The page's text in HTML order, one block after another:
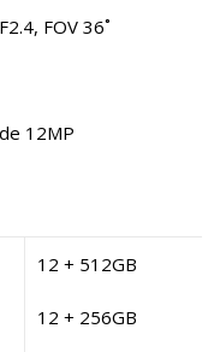
FOV 36˚
12MP
12 + 512GB
12 + 256GB